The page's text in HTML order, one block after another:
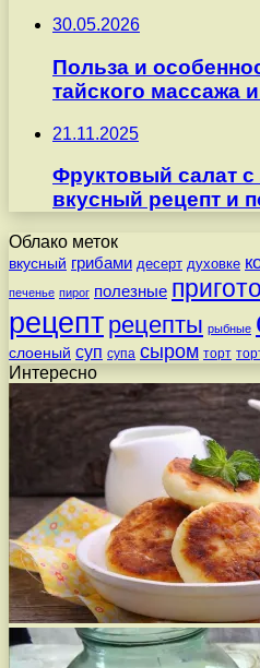
30.05.2026
Польза и
тайского массажа
21.11.2025
Фруктовый салат
вкусный рецепт и
Облако меток
вкусный грибами десерт духовке
печенье пирог полезные
рецепт рецепты рыбные
слоеный суп супа сыром торт
Интересно